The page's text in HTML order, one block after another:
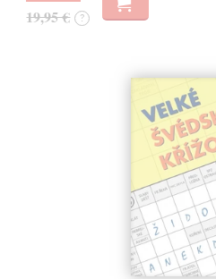
19,95 € ?